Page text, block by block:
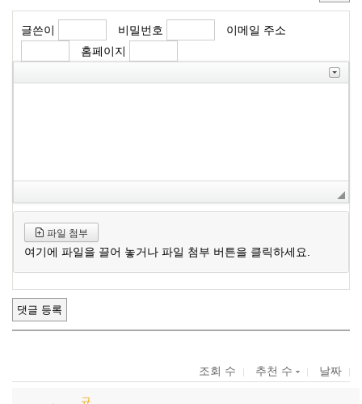
글쓴이 비밀번호
이메일 주소
홈페이지
파일 첨부
여기에 파일을 끌어 놓거나 파일 첨부 버튼을 클릭하세요.
조회 수 추천 수 날짜
규